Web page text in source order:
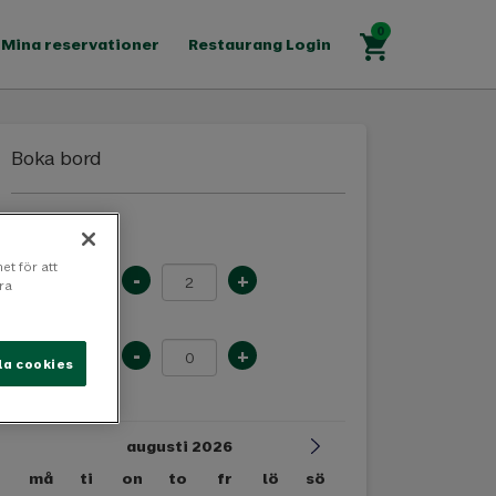
Mina reservationer Restaurang Login
Boka bord
- +
(Under 10
år)
- +
augusti 2026
må
ti on to fr lö sö
för att
cookies